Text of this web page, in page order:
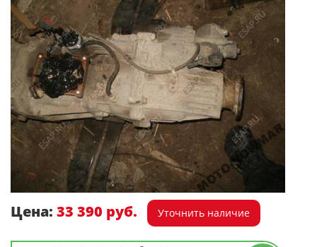
Цена: 33 390 руб. Уточнить наличие